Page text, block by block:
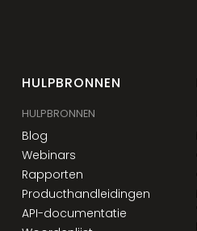
HULPBRONNEN
HULPBRONNEN
Blog
Webinars
Rapporten
Producthandleidingen
API-documentatie